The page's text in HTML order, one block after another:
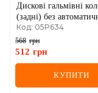
OPEL
PEUGEOT
POLESTAR
Дискові гальмівні
(задні) без
гальма стоянки Renault
Megane III + IV /
IV / Fluence
Код: 05P634
568 грн
512 грн
КУПИТИ